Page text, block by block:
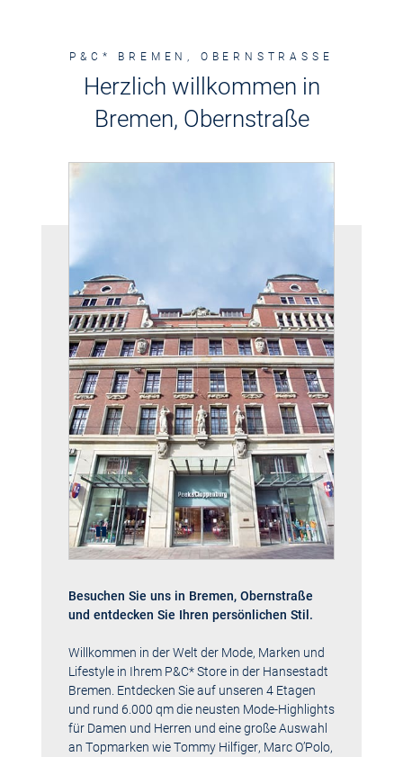
P&C* BREMEN, OBERNSTRASSE
Herzlich willkommen in
Bremen, Obernstraße
Pause
Besuchen Sie uns in Bremen, Obernstraße
und entdecken Sie Ihren persönlichen Stil.
Willkommen in der Welt der Mode, Marken und
Lifestyle in Ihrem P&C* Store in der Hansestadt
Bremen. Entdecken Sie auf unseren 4 Etagen
und rund 6.000 qm die neusten Mode-Highlights
für Damen und Herren und eine große Auswahl
an Topmarken wieTommy Hilfiger, Marc O’Polo,